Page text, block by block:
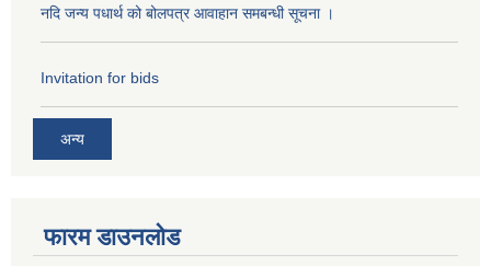
नदि जन्य पधार्थ को बोलपत्र आवाहान समबन्धी सूचना ।
Invitation for bids
अन्य
फारम डाउनलोड